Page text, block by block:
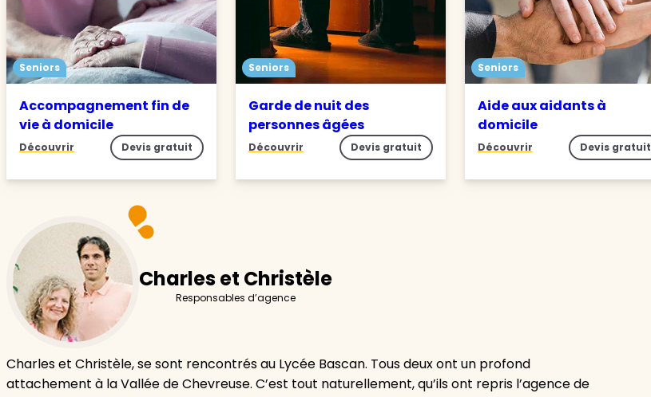
Seniors
Accompagnement fin de
vie à domicile
Découvrir Devis gratuit
Seniors
Garde de nuit des
personnes âgées
Découvrir Devis gratuit
Seniors
Aide aux aidants à
domicile
Découvrir Devis gratuit
Charles et Christèle
Responsables d’agence
Charles et Christèle, se sont rencontrés au Lycée Bascan. Tous deux ont un profond
attachement à la Vallée de Chevreuse. C’est tout naturellement, qu’ils ont repris l’agence de